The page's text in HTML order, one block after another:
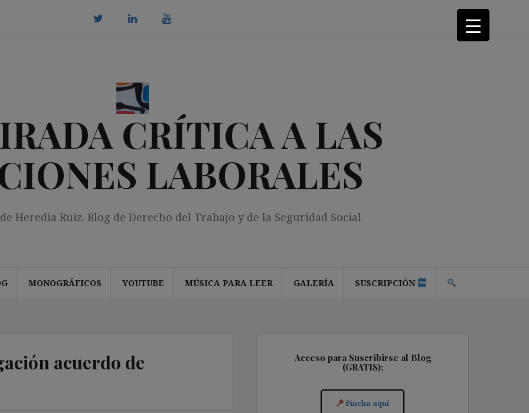
CRÍTICA A LAS
LABORALES
Heredia Ruiz. Blog de Derecho del Trabajo y de la Seguridad Social
MONOGRÁFICOS YOUTUBE MÚSICA PARA LEER GALERÍA SUSCRIPCIÓN
acuerdo de
Acceso para Suscribirse al Blog
(GRATIS):
Pincha aquí